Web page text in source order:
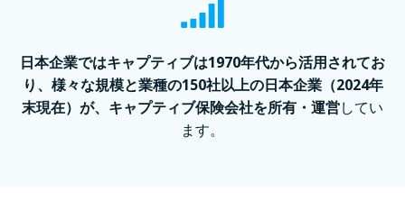
日本企業ではキャプティブは1970年代から活用されてお
り、様々な規模と業種の150社以上の⽇本企業（2024年
末現在）が、キャプティブ保険会社を所有・運営してい
ます。